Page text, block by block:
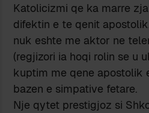
Katolicizmi qe ka marre
difektin e te qenit
nuk eshte me aktor ne
(regjizori ia hoqi rolin se u
kuptim me qene apostolik
bazen e simpative fetare.
Nje qytet prestigjoz si